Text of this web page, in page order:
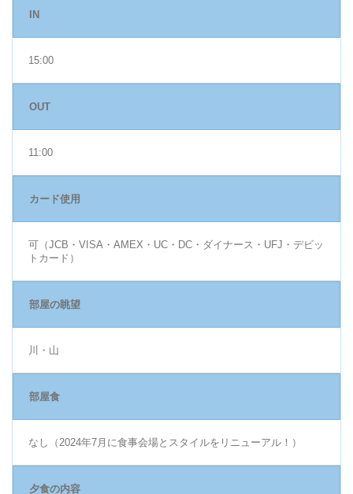
IN
15:00
OUT
11:00
カード使用
可（JCB・VISA・AMEX・UC・DC・ダイナース・UFJ・デビッ
トカード）
部屋の眺望
川・山
部屋食
なし（2024年7月に食事会場とスタイルをリニューアル！）
夕食の内容